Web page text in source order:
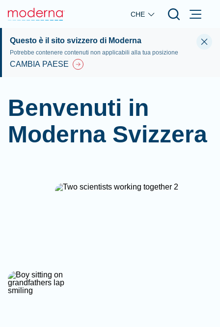
Skip to main content
CHE
Questo è il sito svizzero di Moderna
Potrebbe contenere contenuti non applicabili alla tua posizione
CAMBIA PAESE
Benvenuti in
Moderna Svizzera